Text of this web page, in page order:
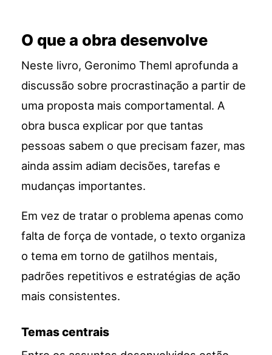
O que a obra desenvolve
Neste livro, Geronimo Theml aprofunda a
discussão sobre procrastinação a partir de
uma proposta mais comportamental. A
obra busca explicar por que tantas
pessoas sabem o que precisam fazer, mas
ainda assim adiam decisões, tarefas e
mudanças importantes.
Em vez de tratar o problema apenas como
falta de força de vontade, o texto organiza
o tema em torno de gatilhos mentais,
padrões repetitivos e estratégias de ação
mais consistentes.
Temas centrais